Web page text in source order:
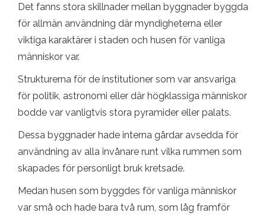
Det fanns stora skillnader mellan byggnader byggda
för allmän användning där myndigheterna eller
viktiga karaktärer i staden och husen för vanliga
människor var.
Strukturerna för de institutioner som var ansvariga
för politik, astronomi eller där högklassiga människor
bodde var vanligtvis stora pyramider eller palats.
Dessa byggnader hade interna gårdar avsedda för
användning av alla invånare runt vilka rummen som
skapades för personligt bruk kretsade.
Medan husen som byggdes för vanliga människor
var små och hade bara två rum, som låg framför